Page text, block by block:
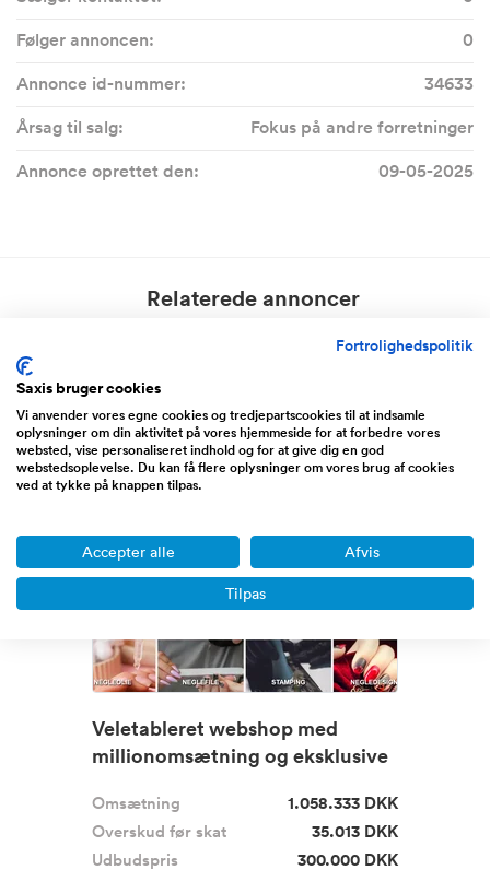
Følger annoncen:
0
Annonce id-nummer:
34633
Årsag til salg:
Fokus på andre forretninger
Annonce oprettet den:
09-05-2025
Relaterede annoncer
Læs mere om priser og pakker
NY SAG Midtjylland
Premium
Veletableret webshop med
millionomsætning og eksklusive
Omsætning
1.058.333 DKK
Overskud før skat
35.013 DKK
Udbudspris
300.000 DKK
Fortrolighedspolitik
Saxis bruger cookies
Vi anvender vores egne cookies og tredjepartscookies til at indsamle
oplysninger om din aktivitet på vores hjemmeside for at forbedre vores
websted, vise personaliseret indhold og for at give dig en god
webstedsoplevelse. Du kan få flere oplysninger om vores brug af cookies
ved at tykke på knappen tilpas.
Accepter alle Afvis
Tilpas